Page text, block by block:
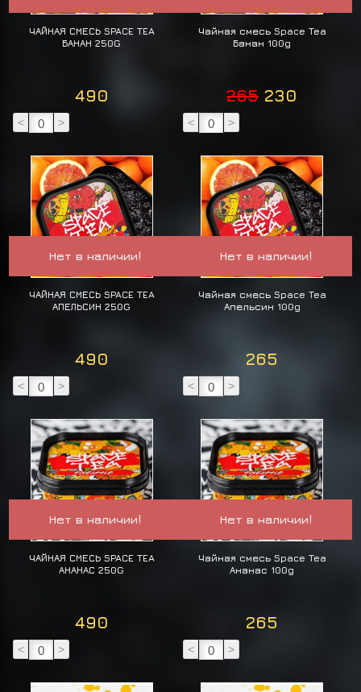
ЧАЙНАЯ СМЕСЬ SPACE TEA
БАНАН 250G
490
< >
Чайная смесь Space Tea
Банан 100g
265 230
< >
Нет в наличии!
ЧАЙНАЯ СМЕСЬ SPACE TEA
АПЕЛЬСИН 250G
490
< >
Нет в наличии!
Чайная смесь Space Tea
Апельсин 100g
265
< >
Нет в наличии!
ЧАЙНАЯ СМЕСЬ SPACE TEA
АНАНАС 250G
490
< >
Нет в наличии!
Чайная смесь Space Tea
Ананас 100g
265
< >